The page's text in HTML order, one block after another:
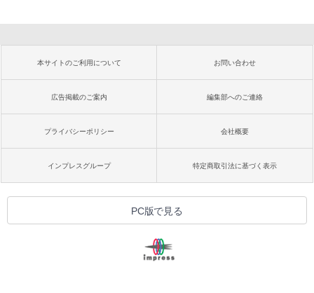
本サイトのご利用について お問い合わせ
広告掲載のご案内 編集部へのご連絡
プライバシーポリシー 会社概要
インプレスグループ 特定商取引法に基づく表示
PC版で見る